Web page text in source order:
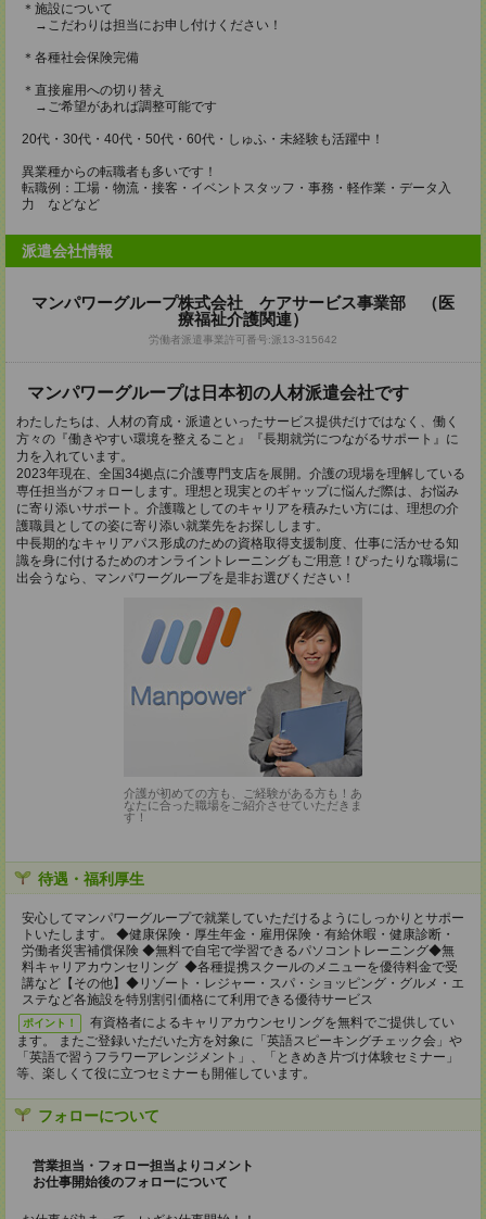
＊施設について
→こだわりは担当にお申し付けください！
＊各種社会保険完備
＊直接雇用への切り替え
→ご希望があれば調整可能です
20代・30代・40代・50代・60代・しゅふ・未経験も活躍中！
異業種からの転職者も多いです！
転職例：工場・物流・接客・イベントスタッフ・事務・軽作業・データ入
力 などなど
派遣会社情報
マンパワーグループ株式会社 ケアサービス事業部 （医
療福祉介護関連）
労働者派遣事業許可番号:派13-315642
マンパワーグループは日本初の人材派遣会社です
わたしたちは、人材の育成・派遣といったサービス提供だけではなく、働く
方々の『働きやすい環境を整えること』『長期就労につながるサポート』に
力を入れています。
2023年現在、全国34拠点に介護専門支店を展開。介護の現場を理解している
専任担当がフォローします。理想と現実とのギャップに悩んだ際は、お悩み
に寄り添いサポート。介護職としてのキャリアを積みたい方には、理想の介
護職員としての姿に寄り添い就業先をお探しします。
中長期的なキャリアパス形成のための資格取得支援制度、仕事に活かせる知
識を身に付けるためのオンライントレーニングもご用意！ぴったりな職場に
出会うなら、マンパワーグループを是非お選びください！
介護が初めての方も、ご経験がある方も！あ
なたに合った職場をご紹介させていただきま
す！
待遇・福利厚生
安心してマンパワーグループで就業していただけるようにしっかりとサポー
トいたします。 ◆健康保険・厚生年金・雇用保険・有給休暇・健康診断・
労働者災害補償保険 ◆無料で自宅で学習できるパソコントレーニング◆無
料キャリアカウンセリング ◆各種提携スクールのメニューを優待料金で受
講など【その他】◆リゾート・レジャー・スパ・ショッピング・グルメ・エ
ステなど各施設を特別割引価格にて利用できる優待サービス
ポイント！
有資格者によるキャリアカウンセリングを無料でご提供してい
ます。 またご登録いただいた方を対象に「英語スピーキングチェック会」や
「英語で習うフラワーアレンジメント」、「ときめき片づけ体験セミナー」
等、楽しくて役に立つセミナーも開催しています。
フォローについて
営業担当・フォロー担当よりコメント
お仕事開始後のフォローについて